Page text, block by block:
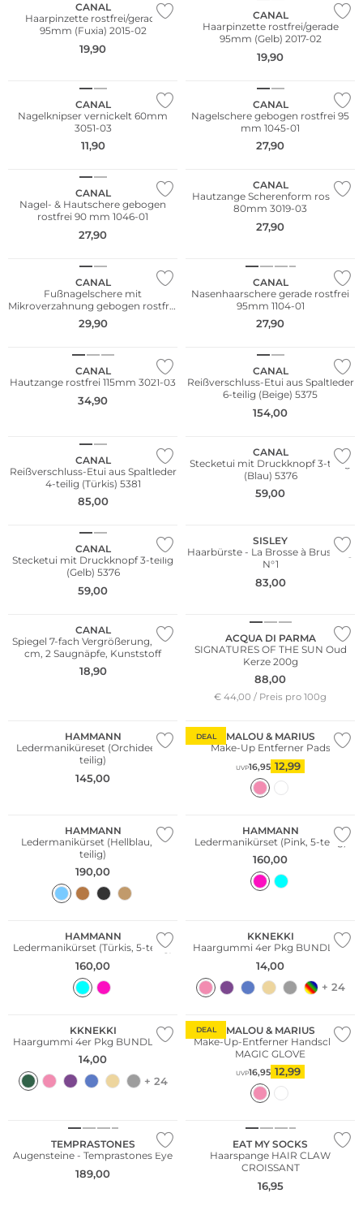
CANAL
Haarpinzette rostfrei/gerade
95mm (Fuxia) 2015-02
19,90
CANAL
Haarpinzette rostfrei/gerade
95mm (Gelb) 2017-02
19,90
CANAL
Nagelknipser vernickelt 60mm
3051-03
11,90
CANAL
Nagelschere gebogen rostfrei 95
mm 1045-01
27,90
CANAL
Nagel- & Hautschere gebogen
rostfrei 90 mm 1046-01
27,90
CANAL
Hautzange Scherenform rostfrei
80mm 3019-03
27,90
CANAL
Fußnagelschere mit
Mikroverzahnung gebogen rostfrei
105 mm 1105-01
29,90
CANAL
Nasenhaarschere gerade rostfrei
95mm 1104-01
27,90
CANAL
Hautzange rostfrei 115mm 3021-03
34,90
CANAL
Reißverschluss-Etui aus Spaltleder
6-teilig (Beige) 5375
154,00
CANAL
Reißverschluss-Etui aus Spaltleder
4-teilig (Türkis) 5381
85,00
CANAL
Stecketui mit Druckknopf 3-teilig
(Blau) 5376
59,00
CANAL
Stecketui mit Druckknopf 3-teilig
(Gelb) 5376
59,00
SISLEY
Haarbürste - La Brosse à Brushing
N°1
83,00
CANAL
Spiegel 7-fach Vergrößerung, Ø 15
cm, 2 Saugnäpfe, Kunststoff
18,90
ACQUA DI PARMA
SIGNATURES OF THE SUN Oud
Kerze 200g
88,00
€ 44,00 / Preis pro 100g
HAMMANN
Ledermaniküreset (Orchidee, 5-
teilig)
145,00
DEAL
MALOU & MARIUS
Make-Up Entferner Pads
UVP16,95 12,99
HAMMANN
Ledermanikürset (Hellblau, 5-
teilig)
190,00
HAMMANN
Ledermanikürset (Pink, 5-teilig)
160,00
HAMMANN
Ledermanikürset (Türkis, 5-teilig)
160,00
KKNEKKI
Haargummi 4er Pkg BUNDLE 7
14,00
+ 24
KKNEKKI
Haargummi 4er Pkg BUNDLE 32
14,00
+ 24
DEAL
MALOU & MARIUS
Make-Up-Entferner Handschuh
MAGIC GLOVE
UVP16,95 12,99
TEMPRASTONES
Augensteine - Temprastones Eye
189,00
EAT MY SOCKS
Haarspange HAIR CLAW
CROISSANT
16,95